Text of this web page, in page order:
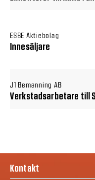
ESBE Aktiebolag
Innesäljare
J1 Bemanning AB
Verkstadsarbetare till
Kontakt